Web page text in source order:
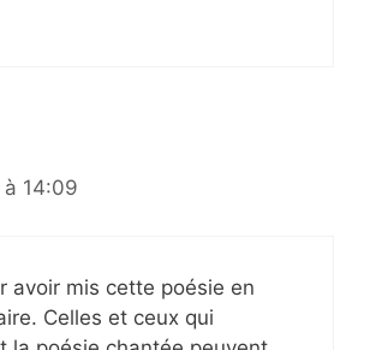
14:09
avoir mis cette poésie en
Celles et ceux qui